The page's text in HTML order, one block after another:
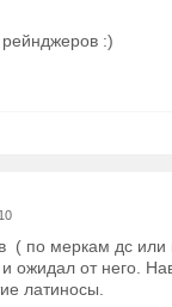
рейнджеров :)
( по меркам дс
ожидал от него.
латиносы.